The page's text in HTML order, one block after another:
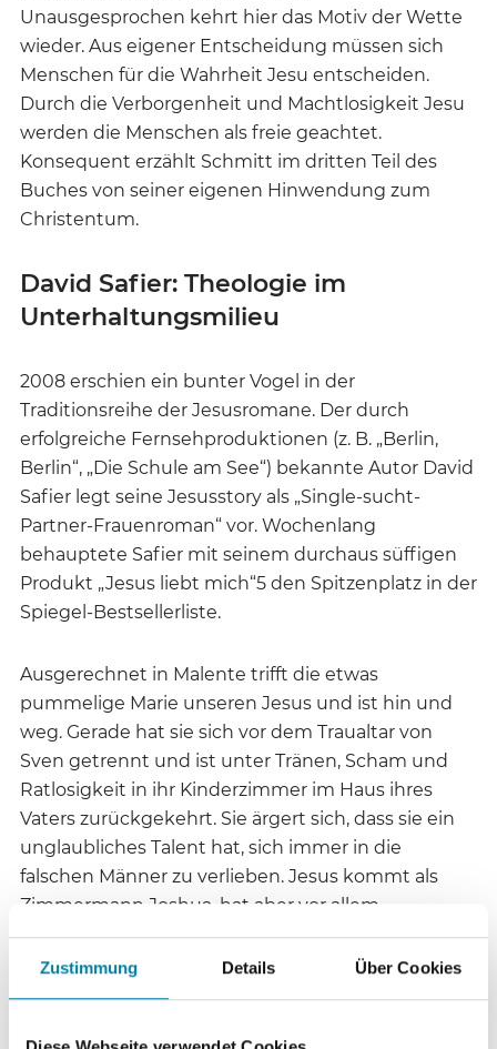
Zustimmung Details Über Cookies
Unausgesprochen kehrt hier das Motiv der Wette
wieder. Aus eigener Entscheidung müssen sich
Menschen für die Wahrheit Jesu entscheiden.
Durch die Verborgenheit und Machtlosigkeit Jesu
werden die Menschen als freie geachtet.
Konsequent erzählt Schmitt im dritten Teil des
Buches von seiner eigenen Hinwendung zum
Christentum.
David Safier: Theologie im
Unterhaltungsmilieu
2008 erschien ein bunter Vogel in der
Traditionsreihe der Jesusromane. Der durch
erfolgreiche Fernsehproduktionen (z. B. „Berlin,
Berlin“, „Die Schule am See“) bekannte Autor David
Safier legt seine Jesusstory als „Single-sucht-
Partner-Frauenroman“ vor. Wochenlang
behauptete Safier mit seinem durchaus süffigen
Produkt „Jesus liebt mich“5 den Spitzenplatz in der
Spiegel-Bestsellerliste.
Ausgerechnet in Malente trifft die etwas
pummelige Marie unseren Jesus und ist hin und
weg. Gerade hat sie sich vor dem Traualtar von
Sven getrennt und ist unter Tränen, Scham und
Ratlosigkeit in ihr Kinderzimmer im Haus ihres
Vaters zurückgekehrt. Sie ärgert sich, dass sie ein
unglaubliches Talent hat, sich immer in die
falschen Männer zu verlieben. Jesus kommt als
Zimmermann Joshua, hat aber vor allem
unglaublich schöne Augen, eine sanfte, erotische
Stimme und einen „tollen Hintern“. „Und diese